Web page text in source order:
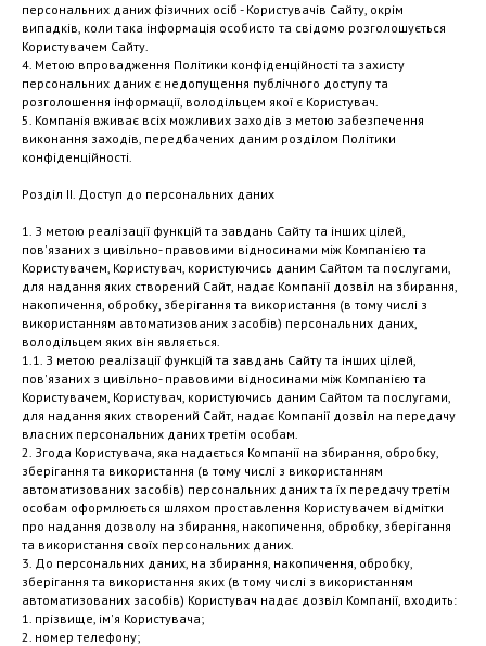
персональних даних фізичних осіб - Користувачів Сайту, окрім
випадків, коли така інформація особисто та свідомо розголошується
Користувачем Сайту.
4. Метою впровадження Політики конфіденційності та захисту
персональних даних є недопущення публічного доступу та
розголошення інформації, володільцем якої є Користувач.
5. Компанія вживає всіх можливих заходів з метою забезпечення
виконання заходів, передбачених даним розділом Політики
конфіденційності.
Розділ ІІ. Доступ до персональних даних
1. З метою реалізації функцій та завдань Сайту та інших цілей,
пов'язаних з цивільно- правовими відносинами між Компанією та
Користувачем, Користувач, користуючись даним Сайтом та послугами,
для надання яких створений Сайт, надає Компанії дозвіл на збирання,
накопичення, обробку, зберігання та використання (в тому числі з
використанням автоматизованих засобів) персональних даних,
володільцем яких він являється.
1.1. З метою реалізації функцій та завдань Сайту та інших цілей,
пов'язаних з цивільно- правовими відносинами між Компанією та
Користувачем, Користувач, користуючись даним Сайтом та послугами,
для надання яких створений Сайт, надає Компанії дозвіл на передачу
власних персональних даних третім особам.
2. Згода Користувача, яка надається Компанії на збирання, обробку,
зберігання та використання (в тому числі з використанням
автоматизованих засобів) персональних даних та їх передачу третім
особам оформлюється шляхом проставлення Користувачем відмітки
про надання дозволу на збирання, накопичення, обробку, зберігання
та використання своїх персональних даних.
3. До персональних даних, на збирання, накопичення, обробку,
зберігання та використання яких (в тому числі з використанням
автоматизованих засобів) Користувач надає дозвіл Компанії, входить:
1. прізвище, ім'я Користувача;
2. номер телефону;